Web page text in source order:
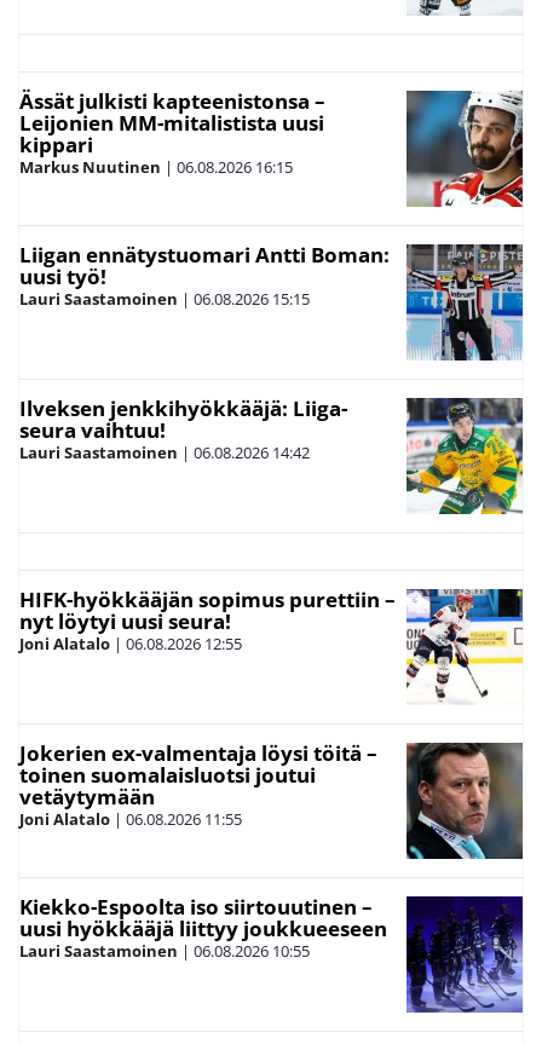
Ässät julkisti kapteenistonsa –
Leijonien MM-mitalistista uusi
kippari
Markus Nuutinen | 06.08.2026 16:15
Liigan ennätystuomari Antti Boman:
uusi työ!
Lauri Saastamoinen | 06.08.2026 15:15
Ilveksen jenkkihyökkääjä: Liiga-
seura vaihtuu!
Lauri Saastamoinen | 06.08.2026 14:42
HIFK-hyökkääjän sopimus purettiin –
nyt löytyi uusi seura!
Joni Alatalo | 06.08.2026 12:55
Jokerien ex-valmentaja löysi töitä –
toinen suomalaisluotsi joutui
vetäytymään
Joni Alatalo | 06.08.2026 11:55
Kiekko-Espoolta iso siirtouutinen –
uusi hyökkääjä liittyy joukkueeseen
Lauri Saastamoinen | 06.08.2026 10:55